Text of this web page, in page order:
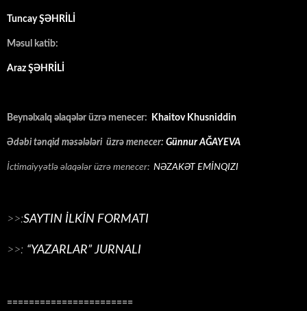
Tuncay ŞƏHRİLİ
Məsul katib:
Araz ŞƏHRİLİ
Beynəlxalq əlaqələr üzrə menecer: Khaitov Khusniddin
Ədəbi tənqid məsələləri üzrə menecer: Günnur AĞAYEVA
İctimaiyyətlə əlaqələr üzrə menecer: NƏZAKƏT EMİNQIZI
>>:SAYTIN İLKİN FORMATI
>>: “YAZARLAR” JURNALI
=======================